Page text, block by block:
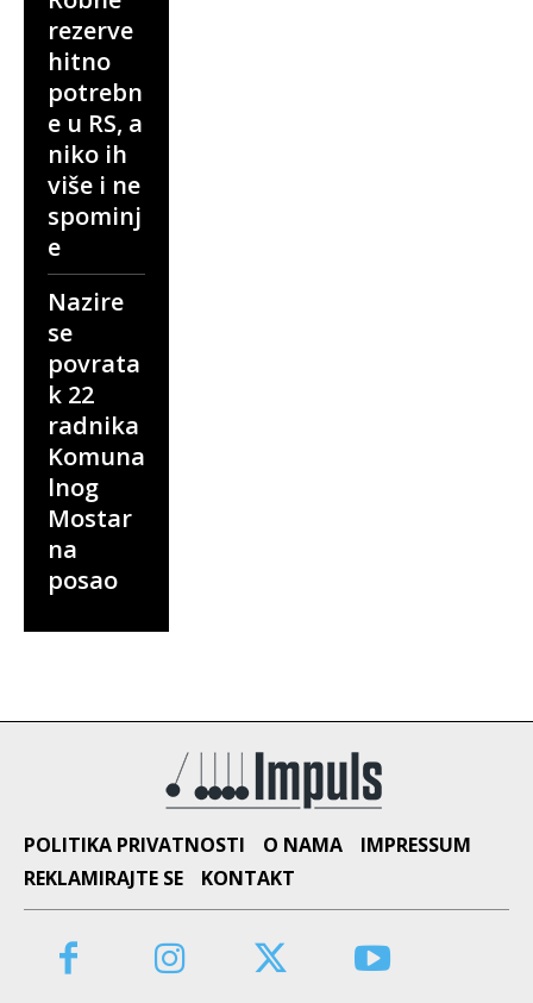
rezerve
hitno
potrebn
e u RS, a
niko ih
više i ne
spominj
e
Nazire
se
povrata
k 22
radnika
Komuna
lnog
Mostar
na
posao
POLITIKA PRIVATNOSTI O NAMA
IMPRESSUM
REKLAMIRAJTE SE
KONTAKT